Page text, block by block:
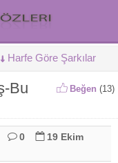
Harfe Göre Şarkılar
Bu
Beğen (13)
0
19 Ekim